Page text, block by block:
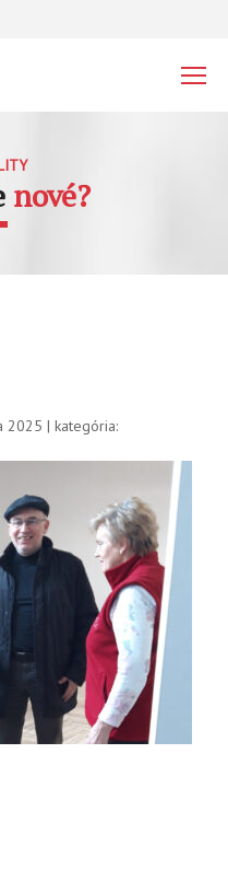
nové?
2025 | kategória: